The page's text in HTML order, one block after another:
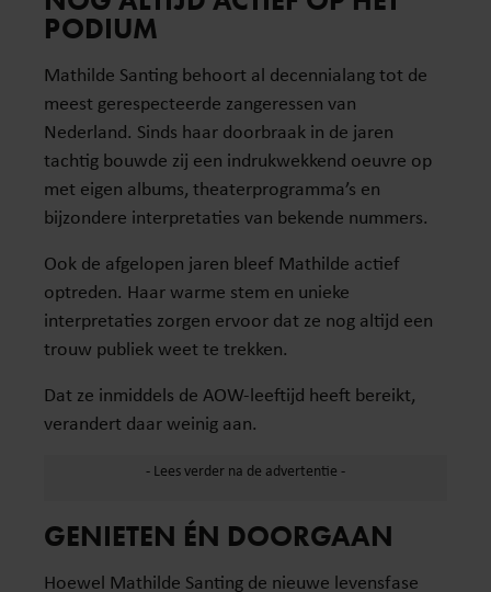
PODIUM
Mathilde Santing behoort al decennialang tot de
meest gerespecteerde zangeressen van
Nederland. Sinds haar doorbraak in de jaren
tachtig bouwde zij een indrukwekkend oeuvre op
met eigen albums, theaterprogramma’s en
bijzondere interpretaties van bekende nummers.
Ook de afgelopen jaren bleef Mathilde actief
optreden. Haar warme stem en unieke
interpretaties zorgen ervoor dat ze nog altijd een
trouw publiek weet te trekken.
Dat ze inmiddels de AOW-leeftijd heeft bereikt,
verandert daar weinig aan.
GENIETEN ÉN DOORGAAN
Hoewel Mathilde Santing de nieuwe levensfase